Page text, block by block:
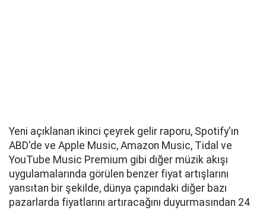
Yeni açıklanan ikinci çeyrek gelir raporu, Spotify'ın
ABD'de ve Apple Music, Amazon Music, Tidal ve
YouTube Music Premium gibi diğer müzik akışı
uygulamalarında görülen benzer fiyat artışlarını
yansıtan bir şekilde, dünya çapındaki diğer bazı
pazarlarda fiyatlarını artıracağını duyurmasından 24